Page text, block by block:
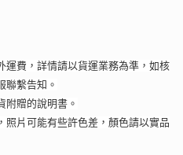
費，詳情請以貨運業務為準，如核
聯繫告知。
贈的說明書。
片可能有些許色差，顏色請以實品